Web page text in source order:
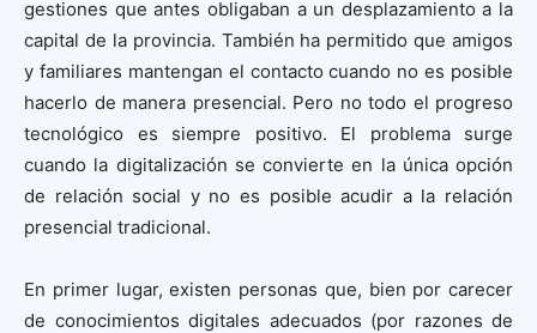
gestiones que antes obligaban a un desplazamiento a la
capital de la provincia. También ha permitido que amigos
y familiares mantengan el contacto cuando no es posible
hacerlo de manera presencial. Pero no todo el progreso
tecnológico es siempre positivo. El problema surge
cuando la digitalización se convierte en la única opción
de relación social y no es posible acudir a la relación
presencial tradicional.
En primer lugar, existen personas que, bien por carecer
de conocimientos digitales adecuados (por razones de